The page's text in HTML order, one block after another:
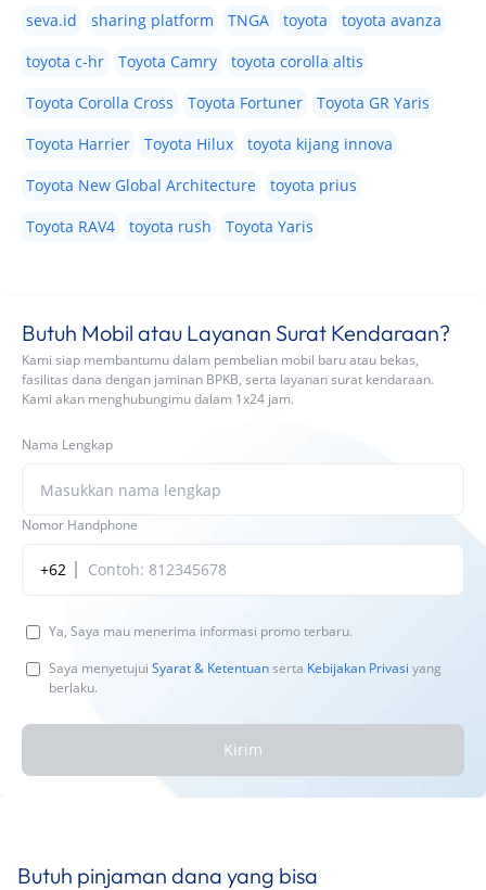
seva.id
sharing platform TNGA toyota
toyota avanza
toyota c-hr
Toyota Camry
toyota corolla altis
Toyota Corolla Cross
Toyota Fortuner
Toyota GR Yaris
Toyota Harrier
Toyota Hilux
toyota kijang innova
Toyota New Global Architecture
toyota prius
Toyota RAV4
toyota rush Toyota Yaris
Butuh Mobil atau Layanan Surat Kendaraan?
Kami siap membantumu dalam pembelian mobil baru atau bekas,
fasilitas dana dengan jaminan BPKB, serta layanan surat kendaraan.
Kami akan menghubungimu dalam 1x24 jam.
Nama Lengkap
Nomor Handphone
+62
Ya, Saya mau menerima informasi promo terbaru.
Saya menyetujui Syarat & Ketentuanserta Kebijakan Privasi yang
berlaku.
Kirim
Butuh pinjaman dana yang bisa